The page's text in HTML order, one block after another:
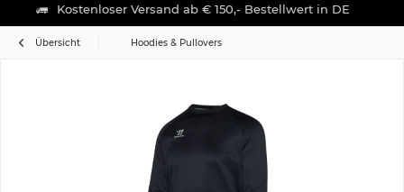
Kostenloser Versand ab € 150,- Bestellwert in DE
Übersicht Hoodies & Pullovers